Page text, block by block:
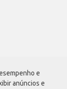
e
anúncios e
Paulo - SP | CEP
09